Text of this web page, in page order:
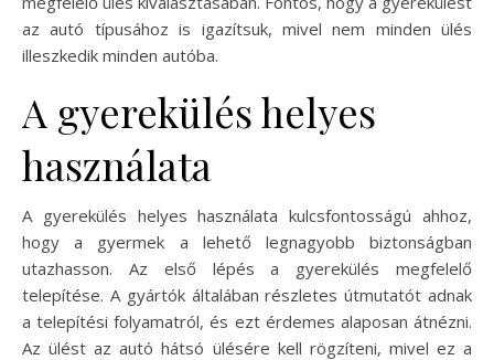
az autó típusához is igazítsuk, mivel nem minden ülés
illeszkedik minden autóba.
A gyerekülés helyes
használata
A gyerekülés helyes használata kulcsfontosságú ahhoz,
hogy a gyermek a lehető legnagyobb biztonságban
utazhasson. Az első lépés a gyerekülés megfelelő
telepítése. A gyártók általában részletes útmutatót adnak
a telepítési folyamatról, és ezt érdemes alaposan átnézni.
Az ülést az autó hátsó ülésére kell rögzíteni, mivel ez a